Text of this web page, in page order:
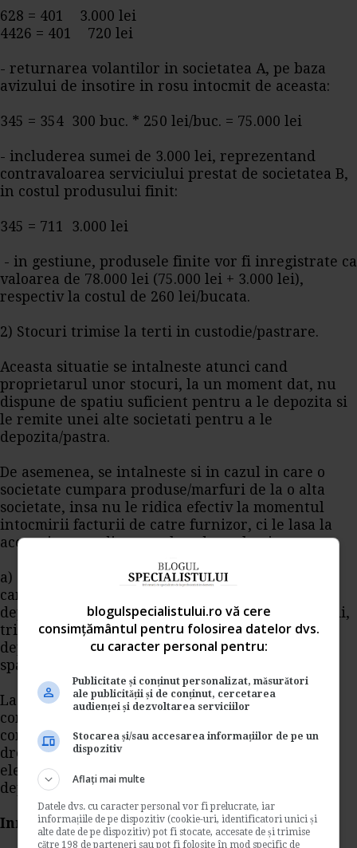
628 = 401 3.000 lei
4426 = 401 720 lei
- returnarea volantilor in societatea A, pe baza
avizului de insotire in rosu intocmit de aceasta:
345 = 354 300 buc. * 250 lei/buc. = 75.000 lei
- includerea sumei de 3.000 lei, reprezentand
contravaloarea serviciului prestat de societatea B,
in costul produsului finit:
345 = 711 3.000 lei
- in gestiune, produsele finite vor fi inregistrate ca
valoarea de 78.000 lei (75.000 lei + 3.000 lei),
respectiv la costul de 260 lei/bucata.
2) Stocuri trimise la terti in custodie/pastrare.
Aceasta situatie se intalneste atunci cand
proprietarul unor stocuri, la un moment dat, nu
dispune de spatiu suficient pentru a le depozita si
le remite unei alte societati pentru a le
depozita/pastra.
De asemenea, se intalneste si in cazul in care o
societate cumpara produse/marfuri de la o alta
societate, insa nu le ridica efectiv la momentul
intocmirii facturii de catre furnizor, ci le lasa la
acesta in custodie, pana la o data ulterioara.
a) O societate A a fabricat produse finite intr-o
cantitate mai mare decat spatiul sau propriu de
depozitare. Pentru a rezolva problema depozitarii,
trimite o parte dintre produsele finite spre a fi
depozitate la o societate terta B, care dispune de
spatiul necesar.
La baza acestei tranzactii trebuie sa stea un
contract de depozit, in care trebuie stipulate
conditiile de depozitare, defalcarea produselor,
drepturile si obligatiile partilor, precum si alte
elemente considerate importante. Contractul de
depozit poate sa fie cu sau fara remuneratie.
Inregistrari contabile:
blogulspecialistului.ro vă cere
consimțământul pentru folosirea datelor dvs.
cu caracter personal pentru:
Publicitate și conținut personalizat, măsurători
ale publicității și de conținut, cercetarea
audienței și dezvoltarea serviciilor
Stocarea și/sau accesarea informațiilor de pe un
dispozitiv
Aflați mai multe
Datele dvs. cu caracter personal vor fi prelucrate, iar
informațiile de pe dispozitiv (cookie-uri, identificatori unici și
alte date de pe dispozitiv) pot fi stocate, accesate de și trimise
către 198 de parteneri sau pot fi folosite în mod specific de